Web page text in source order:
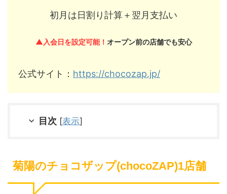
初月は日割り計算＋翌月支払い
▲入会日を設定可能！ オープン前の店舗でも安心
公式サイト： https://chocozap.jp/
目次 [表示]
菊陽のチョコザップ(chocoZAP)1店舗